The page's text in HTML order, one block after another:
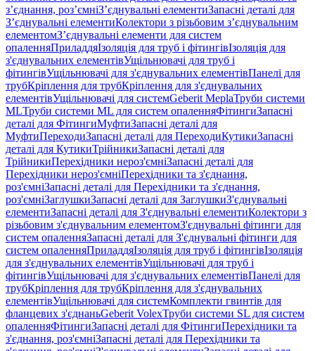
з’єднання, роз’ємніЗ’єднувальні елементиЗапасні деталі для
З’єднувальні елементиКолектори з різьбовим з’єднувальним
елементомЗ’єднувальні елементи для систем
опаленняПриладдяІзоляція для труб і фітингівІзоляція для
з'єднувальних елементівУщільнювачі для труб і
фітингівУщільнювачі для з'єднувальних елементівПанелі для
трубКріплення для трубКріплення для з'єднувальних
елементівУщільнювачі для системGeberit MeplaТруби системи
MLТруби системи ML для систем опаленняФітингиЗапасні
деталі для ФітингиМуфтиЗапасні деталі для
МуфтиПереходиЗапасні деталі для ПереходиКутикиЗапасні
деталі для КутикиТрійникиЗапасні деталі для
ТрійникиПерехідники нероз'ємніЗапасні деталі для
Перехідники нероз'ємніПерехідники та з'єднання,
роз'ємніЗапасні деталі для Перехідники та з'єднання,
роз'ємніЗаглушкиЗапасні деталі для ЗаглушкиЗ'єднувальні
елементиЗапасні деталі для З'єднувальні елементиКолектори з
різьбовим з'єднувальним елементомЗ'єднувальні фітинги для
систем опаленняЗапасні деталі для З'єднувальні фітинги для
систем опаленняПриладдяІзоляція для труб і фітингівІзоляція
для з'єднувальних елементівУщільнювачі для труб і
фітингівУщільнювачі для з'єднувальних елементівПанелі для
трубКріплення для трубКріплення для з'єднувальних
елементівУщільнювачі для системКомплекти гвинтів для
фланцевих з'єднаньGeberit VolexТруби системи SL для систем
опаленняФітингиЗапасні деталі для ФітингиПерехідники та
з'єднання, роз'ємніЗапасні деталі для Перехідники та